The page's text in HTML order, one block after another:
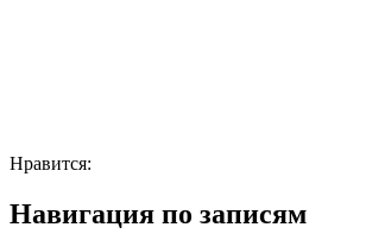
Нравится:
Навигация по записям